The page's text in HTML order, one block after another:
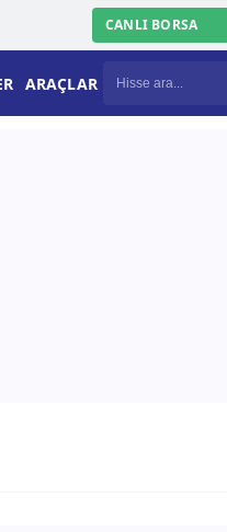
CANLI BORSA
ARAÇLAR